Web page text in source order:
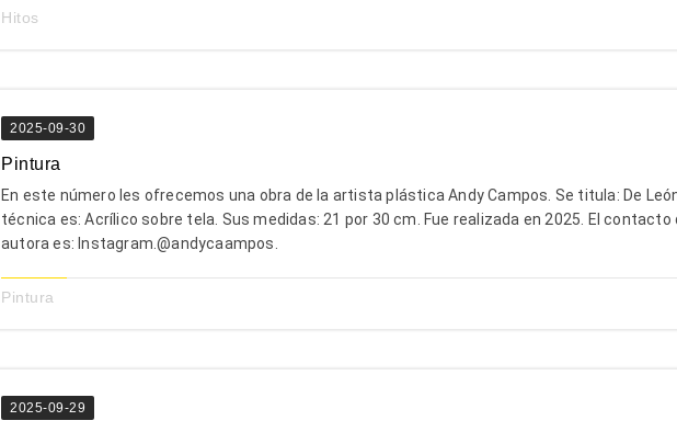
Hitos
2025-09-30
Pintura
En este número les ofrecemos una obra de la artista plástica Andy Campos. Se titula: De
técnica es: Acrílico sobre tela. Sus medidas: 21 por 30 cm. Fue realizada en 2025. El contacto
autora es: Instagram.@andycaampos.
Pintura
2025-09-29